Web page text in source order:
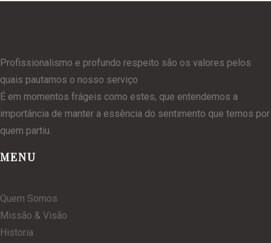
Profissionalismo e profundo respeito são os valores pelos
quais pautamos o nosso serviço
É em momentos frágeis como estes, que entendemos a
importância de manter a essência do sentimento que temos por
quem partiu.
MENU
Quem Somos
Missão & Visão
Historia